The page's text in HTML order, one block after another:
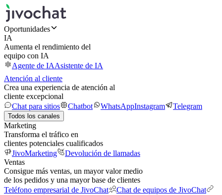
Oportunidades
IA
Aumenta el rendimiento del
equipo con IA
Agente de IAAsistente de IA
Atención al cliente
Crea una experiencia de atención al
cliente excepcional
Chat para sitios
Chatbot WhatsAppInstagram Telegram
Todos los canales
Marketing
Transforma el tráfico en
clientes potenciales cualificados
JivoMarketing
Devolución de llamadas
Ventas
Consigue más ventas, un mayor valor medio
de los pedidos y una mayor base de clientes
Teléfono empresarial de JivoChat
Chat de equipos de JivoChat